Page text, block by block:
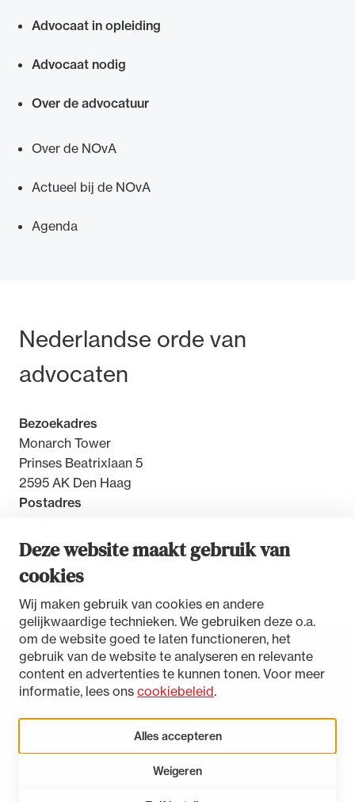
Deze website maakt gebruik van
cookies
Wij maken gebruik van cookies en andere
gelijkwaardige technieken. We gebruiken deze o.a.
om de website goed te laten functioneren, het
gebruik van de website te analyseren en relevante
content en advertenties te kunnen tonen. Voor meer
informatie, lees ons cookiebeleid.
Alles accepteren
Weigeren
Advocaat in opleiding
Advocaat nodig
Over de advocatuur
Over de NOvA
Actueel bij de NOvA
Agenda
Bezoek- en postadres
Nederlandse orde van
advocaten
Bezoekadres
Monarch Tower
Prinses Beatrixlaan 5
2595 AK Den Haag
Postadres
2500 GW Den Haag
Toegankelijkheidsverklaring
Disclaimer
Ondersteuning voor advocaten bij hun
het rechtsgebiedenregister en